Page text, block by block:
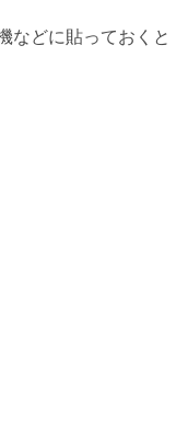
などに貼っておくと